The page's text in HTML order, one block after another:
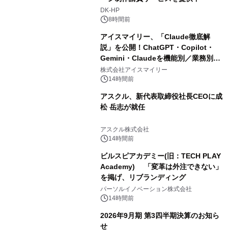
DK-HP
8時間前
アイスマイリー、「Claude徹底解
説」を公開！ChatGPT・Copilot・
Gemini・Claudeを機能別／業務別に
比較―自社に合う生成AIの選び方がわ
かる実践ガイド
株式会社アイスマイリー
14時間前
アスクル、新代表取締役社長CEOに成
松 岳志が就任
アスクル株式会社
14時間前
ビルスピアカデミー(旧：TECH PLAY
Academy) 「変革は外注できない」
を掲げ、リブランディング
パーソルイノベーション株式会社
14時間前
2026年9月期 第3四半期決算のお知ら
せ